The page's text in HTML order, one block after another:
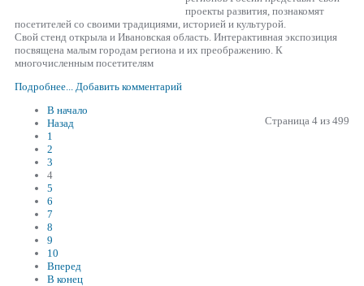
проекты развития, познакомят
посетителей со своими традициями, историей и культурой.
Свой стенд открыла и Ивановская область. Интерактивная экспозиция
посвящена малым городам региона и их преображению. К
многочисленным посетителям
Подробнее...
Добавить комментарий
Страница 4 из 499
В начало
Назад
1
2
3
4
5
6
7
8
9
10
Вперед
В конец